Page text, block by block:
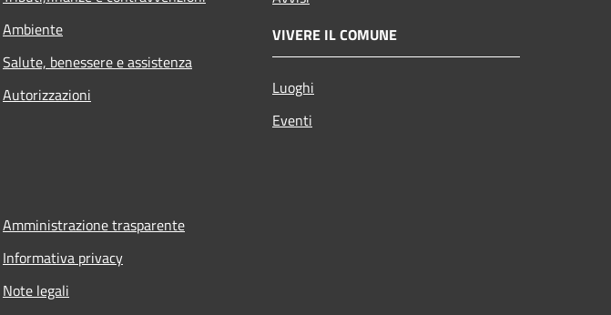
Ambiente
Salute, benessere e assistenza
Autorizzazioni
VIVERE IL COMUNE
Luoghi
Eventi
Amministrazione trasparente
Informativa privacy
Note legali